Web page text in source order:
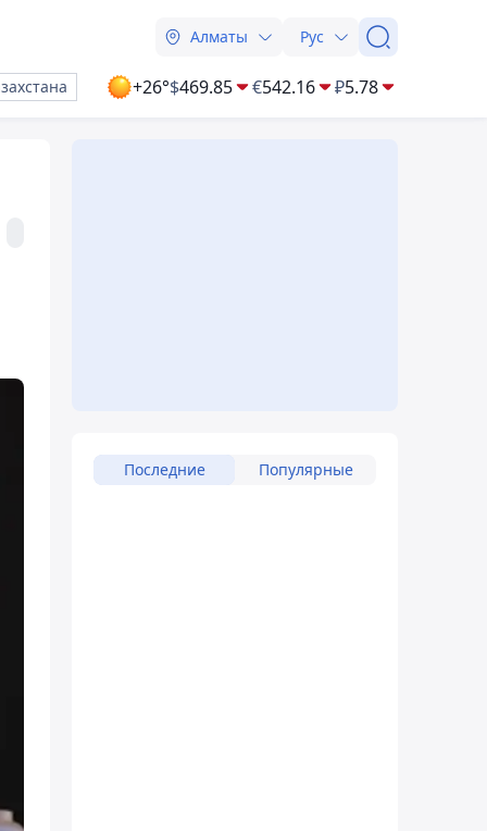
Алматы Рус
+26°$469.85 €542.16 ₽5.78
Последние Популярные